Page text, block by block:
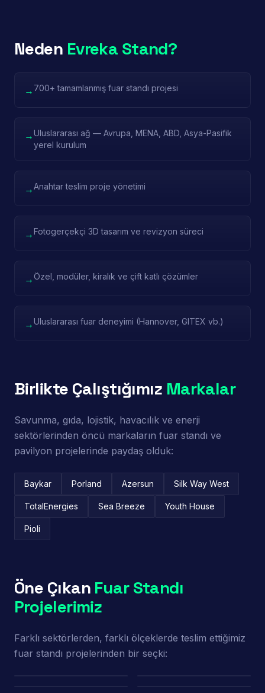
Neden Evreka Stand?
→ 700+ tamamlanmış fuar standı projesi
→Uluslararası ağ — Avrupa, MENA, ABD, Asya-Pasifik
yerel kurulum
→Anahtar teslim proje yönetimi
→Fotogerçekçi 3D tasarım ve revizyon süreci
→Özel, modüler, kiralık ve çift katlı çözümler
→Uluslararası fuar deneyimi (Hannover, GITEX vb.)
Birlikte Çalıştığımız Markalar
Savunma, gıda, lojistik, havacılık ve enerji
sektörlerinden öncü markaların fuar standı ve
pavilyon projelerinde paydaş olduk:
Baykar Porland Azersun Silk Way West
TotalEnergies Sea Breeze Youth House
Pioli
Öne Çıkan Fuar Standı
Projelerimiz
Farklı sektörlerden, farklı ölçeklerde teslim ettiğimiz
fuar standı projelerinden bir seçki:
Baykar — Marrakech Air